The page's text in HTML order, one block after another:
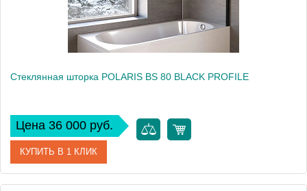
Стеклянная шторка POLARIS BS 80 BLACK PROFILE
Цена 36 000 руб.
КУПИТЬ В 1 КЛИК